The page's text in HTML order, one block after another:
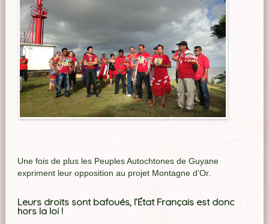
Une fois de plus les Peuples Autochtones de Guyane
expriment leur opposition au projet Montagne d’Or.
Leurs droits sont bafoués, l’État Français est donc
hors la loi !